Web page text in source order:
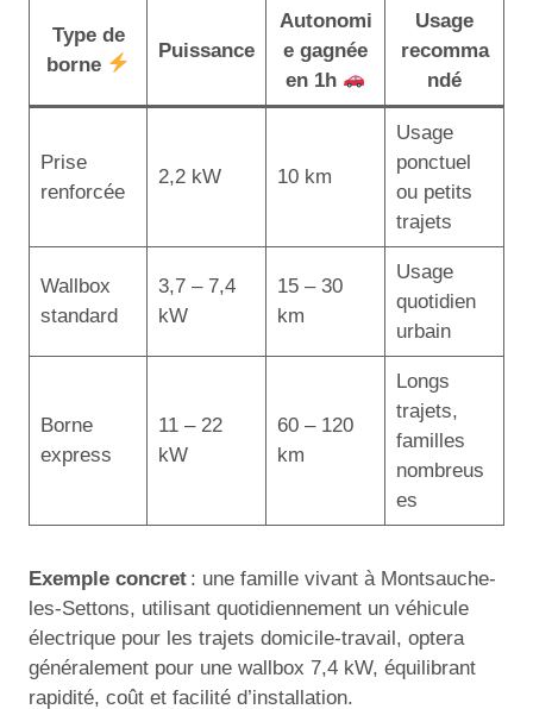
Type de
borne
Puissance
Autonomi
e gagnée
en 1h
Usage
recomma
ndé
Prise
renforcée
2,2 kW 10 km
Usage
ponctuel
ou petits
trajets
Wallbox
standard
3,7 – 7,4
kW
15 – 30
km
Usage
quotidien
urbain
Borne
express
11 – 22
kW
60 – 120
km
Longs
trajets,
familles
nombreus
es
Exemple concret : une famille vivant à Montsauche-
les-Settons, utilisant quotidiennement un véhicule
électrique pour les trajets domicile-travail, optera
généralement pour une wallbox 7,4 kW, équilibrant
rapidité, coût et facilité d’installation.